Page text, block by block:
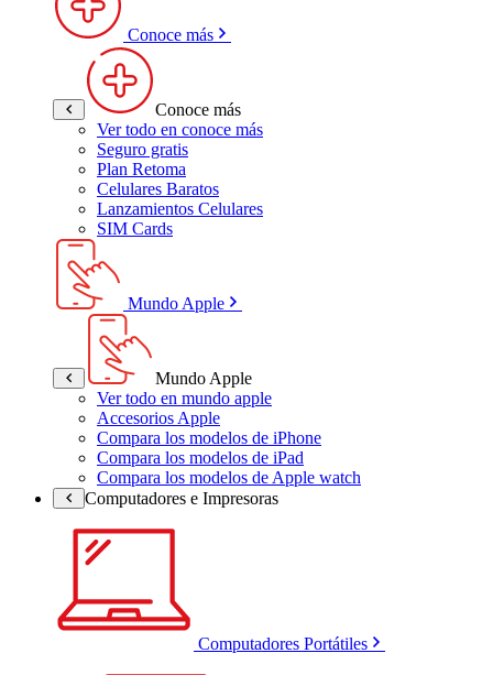
Conoce más
Conoce más
Ver todo en conoce más
Seguro gratis
Plan Retoma
Celulares Baratos
Lanzamientos Celulares
SIM Cards
Mundo Apple
Mundo Apple
Ver todo en mundo apple
Accesorios Apple
Compara los modelos de iPhone
Compara los modelos de iPad
Compara los modelos de Apple watch
Computadores e Impresoras
Computadores Portátiles